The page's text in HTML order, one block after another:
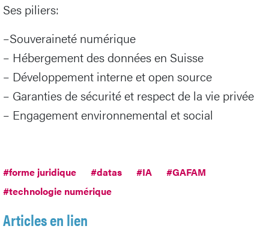
Ses piliers:
–Souveraineté numérique
– Hébergement des données en Suisse
– Développement interne et open source
– Garanties de sécurité et respect de la vie privée
– Engagement environnemental et social
#forme juridique #datas #IA
#GAFAM
#technologie numérique
Articles en lien